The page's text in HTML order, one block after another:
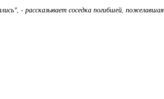
- рассказывает соседка погибшей,